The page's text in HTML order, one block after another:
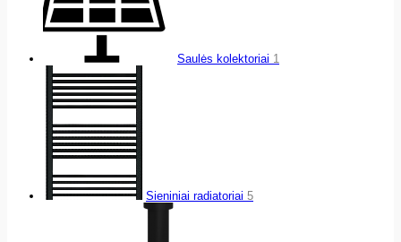
Saulės kolektoriai 1
Sieniniai radiatoriai 5